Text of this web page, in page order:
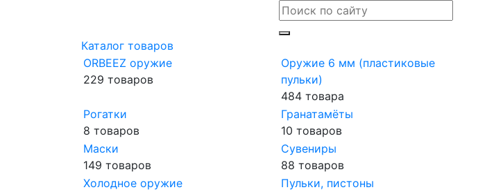
Каталог товаров
ORBEEZ оружие
229 товаров
Оружие 6 мм (пластиковые
пульки)
484 товара
Рогатки
8 товаров
Гранатамёты
10 товаров
Маски
149 товаров
Сувениры
88 товаров
Холодное оружие
Пульки, пистоны